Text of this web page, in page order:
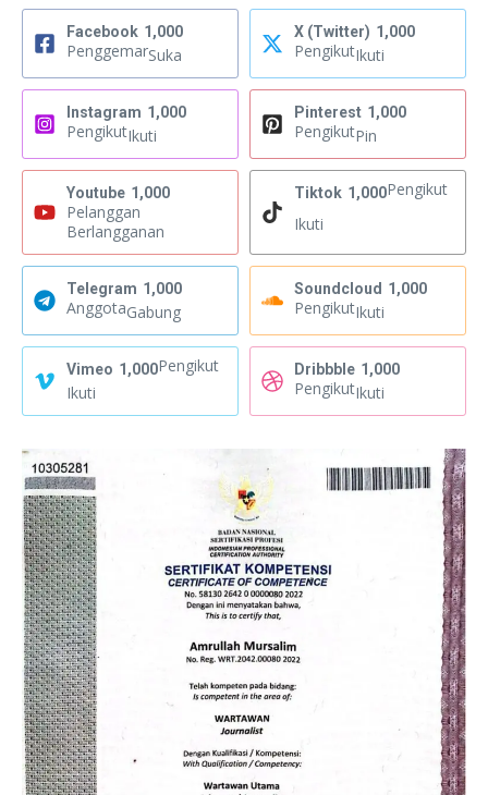
Facebook 1,000
PenggemarSuka
X (Twitter) 1,000
PengikutIkuti
Instagram 1,000
PengikutIkuti
Pinterest 1,000
PengikutPin
Youtube 1,000
Pelanggan
Berlangganan
Tiktok 1,000Pengikut
Ikuti
Telegram 1,000
AnggotaGabung
Soundcloud 1,000
PengikutIkuti
Vimeo 1,000Pengikut
Ikuti
Dribbble 1,000
PengikutIkuti